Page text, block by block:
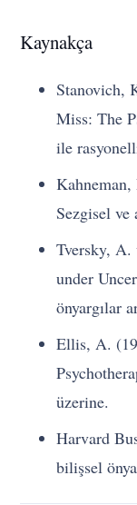
Kaynakça
Stanovich,
Miss: The
ile
Sezgisel
Tversky, A.
under
önyargılar
Ellis, A.
üzerine.
Harvard
bilişsel